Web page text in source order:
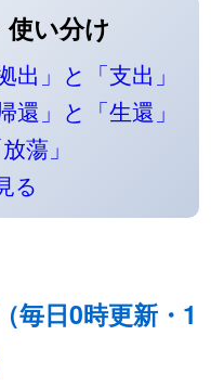
使い分け
出」と「支出」
還」と「生還」
蕩」
る
毎日0時更新・1